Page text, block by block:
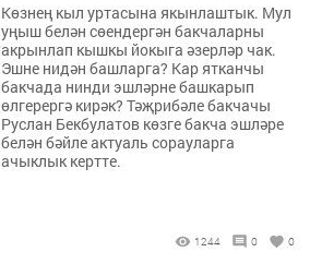
Көзнең кыл уртасына якынлаштык. Мул
уңыш белән сөендергән бакчаларны
акрынлап кышкы йокыга әзерләр чак.
Эшне нидән башларга? Кар ятканчы
бакчада нинди эшләрне башкарып
өлгерергә кирәк? Тәҗрибәле бакчачы
Руслан Бекбулатов көзге бакча эшләре
белән бәйле актуаль сорауларга
ачыклык кертте.
1244 0 0